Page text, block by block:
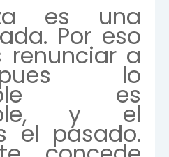
es una
Por eso
renunciar a
lo
es
y el
el pasado.